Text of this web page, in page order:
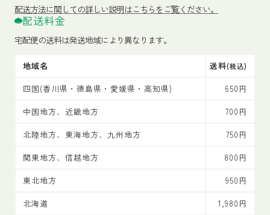
配送方法に関しての詳しい説明はこちらをご覧ください。
配送料金
宅配便の送料は発送地域により異なります。
地域名 送料(税込)
四国(香川県・徳島県・愛媛県・高知県)
650円
中国地方、近畿地方
700円
北陸地方、東海地方、九州地方
750円
関東地方、信越地方
800円
東北地方
950円
北海道
1,980円